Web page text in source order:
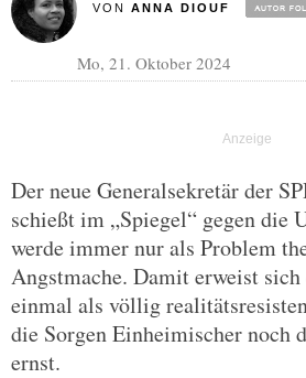
VON ANNA DIOUF
Mo, 21. Oktober 2024
Der neue Generalsekretär der
schießt im „Spiegel“ gegen die
werde immer nur als Problem
Angstmache. Damit erweist
einmal als völlig
die Sorgen Einheimischer noch
ernst.